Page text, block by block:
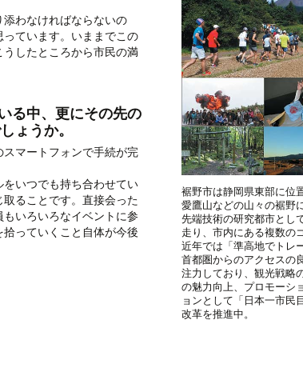
裾野市は静岡県東部に位
愛鷹山などの山々の裾野
先端技術の研究都市とし
走り、市内にある複数の
近年では「準高地でトレ
首都圏からのアクセスの
注力しており、観光戦略
の魅力向上、プロモーシ
ョンとして「日本一市民
改革を推進中。
わなければならないの
ています。いままでこの
したところから市民の満
る中、更にその先の
ょうか。
マートフォンで手続が完
いつでも持ち合わせてい
ることです。直接会った
いろいろなイベントに参
っていくこと自体が今後